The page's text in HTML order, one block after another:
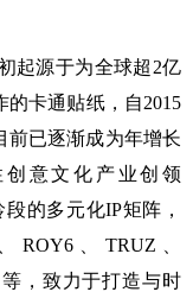
起源于为全球超2亿
的卡通贴纸，自2015
前已逐渐成为年增长
意文化产业创领
的多元化IP矩阵，
ROY6、TRUZ、
，致力于打造与时